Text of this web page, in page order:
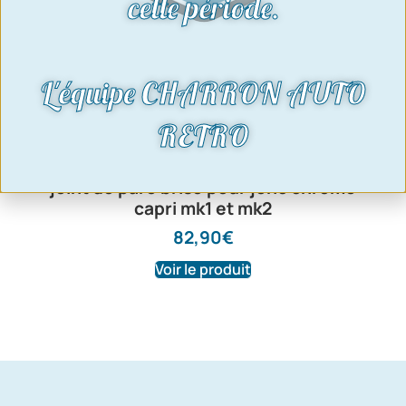
joint de pare brise pour jonc chromé
capri mk1 et mk2
82,90€
Voir le produit
L'équipe CHARRON AUTO
RETRO